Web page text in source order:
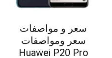
سعر و مواصفات
سعر ومواصفات
Huawei P20 Pro